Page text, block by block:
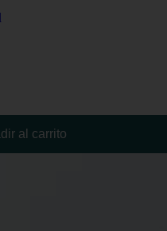
al carrito